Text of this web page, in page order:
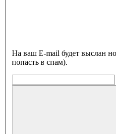
На ваш E-mail будет выслан
попасть в спам).